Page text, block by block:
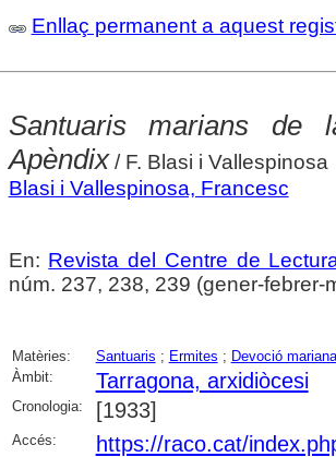
Enllaç permanent a aquest
Santuaris marians de
Apèndix/ F. Blasi i Vallespinosa
Blasi i Vallespinosa, Francesc
En: Revista del Centre de
núm. 237, 238, 239 (gener-febrer-
Matèries: Santuaris ; Ermites ; Devoció mariana
Àmbit:
Tarragona, arxidiòcesi
Cronologia: [1933]
Accés: https://raco.cat/